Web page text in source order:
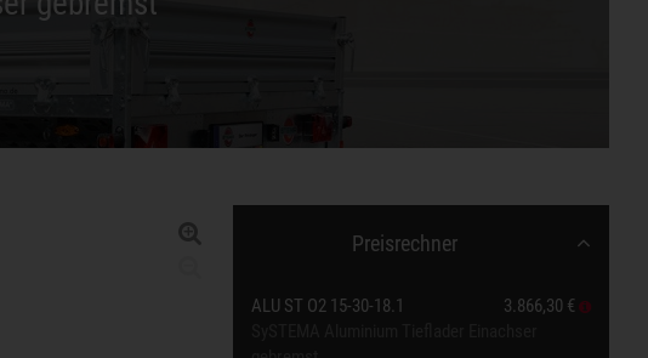
Preisrechner
ALU ST O2 15-30-18.1
3.866,30 €